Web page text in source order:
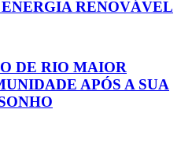
RENOVÁVEL
DE RIO MAIOR
APÓS A SUA